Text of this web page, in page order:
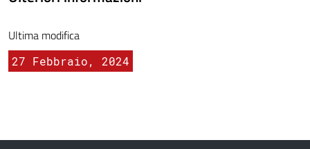
Ultima modifica
27 Febbraio, 2024